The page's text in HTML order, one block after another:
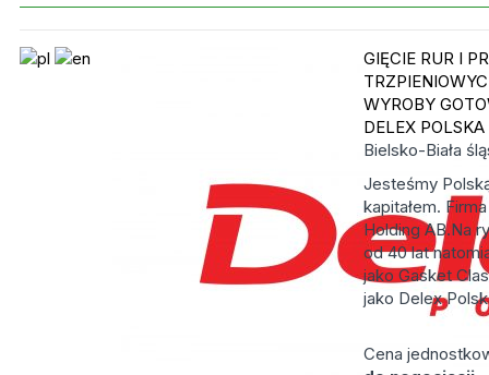
GIĘCIE RUR I
WYROBY
DELEX POLSKA
Bielsko-Biała
Jesteśmy
kapitałem.
Holding AB.Na
od 40 lat
jako Gasket
jako Delex
Cena